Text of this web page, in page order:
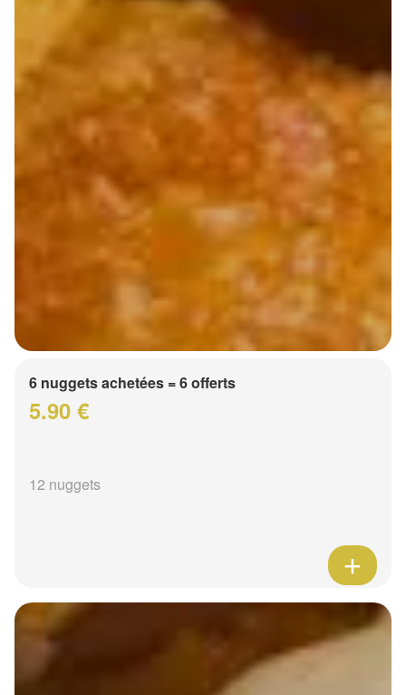
6 nuggets achetées = 6 offerts
5.90 €
12 nuggets